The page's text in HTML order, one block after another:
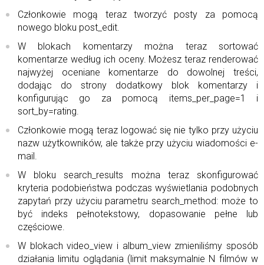
Członkowie mogą teraz tworzyć posty za pomocą
nowego bloku post_edit.
W blokach komentarzy można teraz sortować
komentarze według ich oceny. Możesz teraz renderować
najwyżej oceniane komentarze do dowolnej treści,
dodając do strony dodatkowy blok komentarzy i
konfigurując go za pomocą items_per_page=1 i
sort_by=rating.
Członkowie mogą teraz logować się nie tylko przy użyciu
nazw użytkowników, ale także przy użyciu wiadomości e-
mail.
W bloku search_results można teraz skonfigurować
kryteria podobieństwa podczas wyświetlania podobnych
zapytań przy użyciu parametru search_method: może to
być indeks pełnotekstowy, dopasowanie pełne lub
częściowe.
W blokach video_view i album_view zmieniliśmy sposób
działania limitu oglądania (limit maksymalnie N filmów w